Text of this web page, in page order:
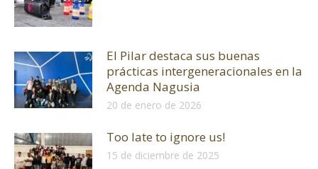
El Pilar destaca sus buenas
prácticas intergeneracionales en la
Agenda Nagusia
20 de enero de 2026
Too late to ignore us!
15 de diciembre de 2025